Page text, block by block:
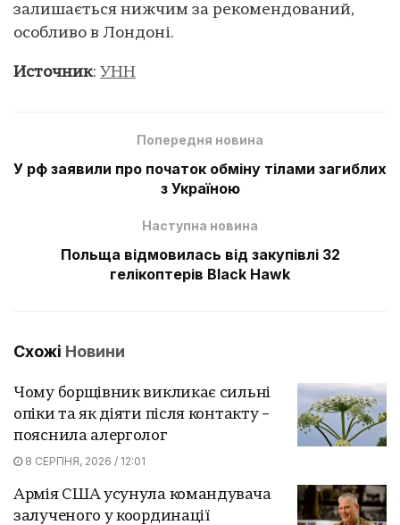
залишається нижчим за рекомендований,
особливо в Лондоні.
Источник: УНН
Попередня новина
У рф заявили про початок обміну тілами загиблих
з Україною
Наступна новина
Польща відмовилась від закупівлі 32
гелікоптерів Black Hawk
Схожі Новини
Чому борщівник викликає сильні
опіки та як діяти після контакту –
пояснила алерголог
8 СЕРПНЯ, 2026 / 12:01
Армія США усунула командувача
залученого у координації